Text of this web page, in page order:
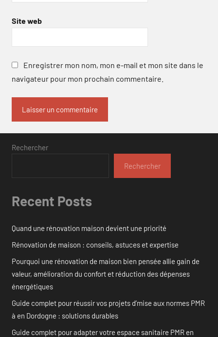
Site web
Enregistrer mon nom, mon e-mail et mon site dans le
navigateur pour mon prochain commentaire.
Rechercher
Rechercher
Recent Posts
Quand une rénovation maison devient une priorité
Rénovation de maison : conseils, astuces et expertise
Pourquoi une rénovation de maison bien pensée allie gain de
valeur, amélioration du confort et réduction des dépenses
énergétiques
Guide complet pour réussir vos projets d’mise aux normes PMR
à en Dordogne : solutions durables
Guide complet pour adapter votre espace sanitaire PMR en